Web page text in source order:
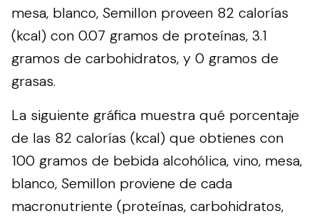
mesa, blanco, Semillon proveen 82 calorías
(kcal) con 0.07 gramos de proteínas, 3.1
gramos de carbohidratos, y 0 gramos de
grasas.
La siguiente gráfica muestra qué porcentaje
de las 82 calorías (kcal) que obtienes con
100 gramos de bebida alcohólica, vino, mesa,
blanco, Semillon proviene de cada
macronutriente (proteínas, carbohidratos,